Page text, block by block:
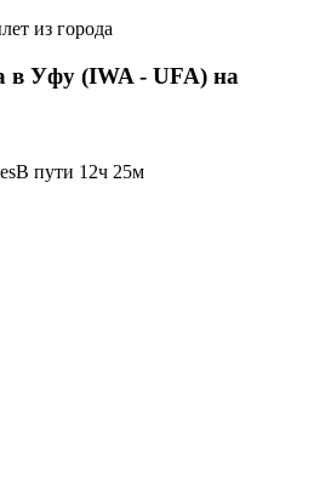
из города
в Уфу (IWA - UFA) на
В пути 12ч 25м